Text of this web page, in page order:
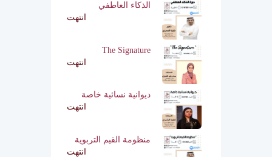
الذكاء العاطفي
انتهت
The Signature
انتهت
ديوانية نسائية خاصة
انتهت
منظومة القيم التربوية
انتهت